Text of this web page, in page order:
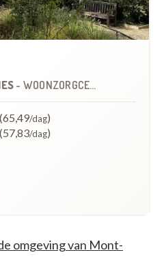
- WOONZORGCENTRUM (WZC)
(65,49/dag)
(57,83/dag)
omgeving van Mont-